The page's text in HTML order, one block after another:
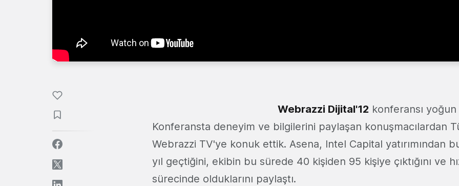
Webrazzi Dijital'12 konferansı
Konferansta deneyim ve bilgilerini paylaşan konuşmacılardan
Webrazzi TV'ye konuk ettik. Asena, Intel Capital yatırımından
yıl geçtiğini, ekibin bu sürede 40 kişiden 95 kişiye çıktığını ve
sürecinde olduklarını paylaştı.